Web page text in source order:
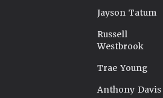
Jayson Tatum
Russell
Westbrook
Trae Young
Anthony Davis